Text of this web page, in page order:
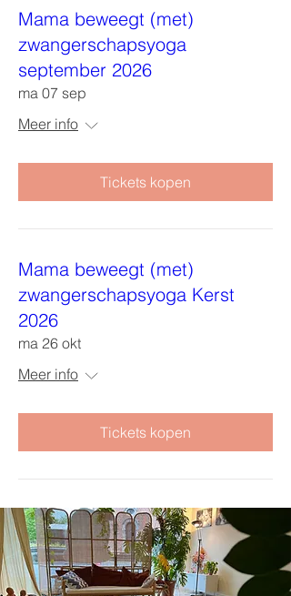
Mama beweegt (met)
zwangerschapsyoga
september 2026
ma 07 sep
Meer info
Tickets kopen
Mama beweegt (met)
zwangerschapsyoga Kerst
2026
ma 26 okt
Meer info
Tickets kopen